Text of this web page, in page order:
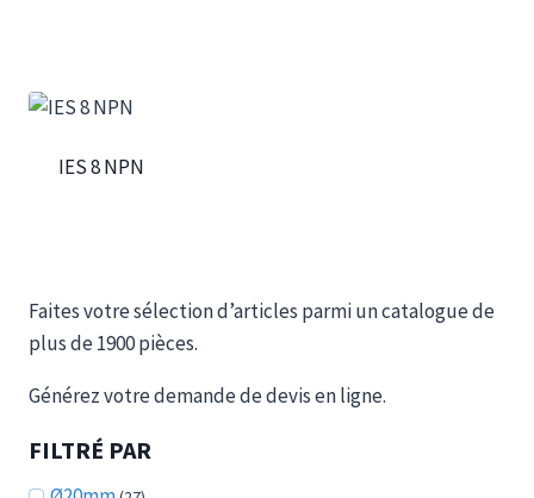
IES 8 NPN
Faites votre sélection d’articles parmi un catalogue de
plus de 1900 pièces.
Générez votre demande de devis en ligne.
FILTRÉ PAR